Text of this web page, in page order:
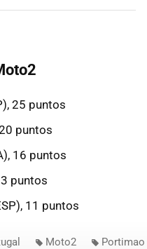
25 puntos
puntos
16 puntos
puntos
11 puntos
Moto2 Portimao